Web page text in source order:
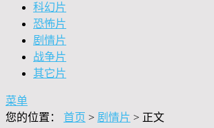
科幻片
恐怖片
剧情片
战争片
其它片
菜单
您的位置： 首页 > 剧情片 > 正文